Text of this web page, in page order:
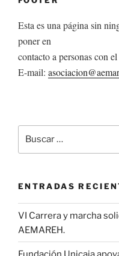
Esta es una página sin
poner en
contacto a personas con
E-mail:
por:
ENTRADAS
VI Carrera y marcha
AEMAREH.